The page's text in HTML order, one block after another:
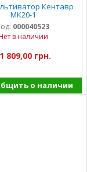
Кентавр
МК20-1
000040523
в наличии
809,00 грн.
о наличии